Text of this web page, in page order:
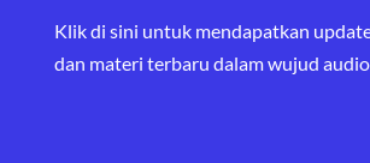
Klik di sini untuk mendapatkan
dan materi terbaru dalam wujud